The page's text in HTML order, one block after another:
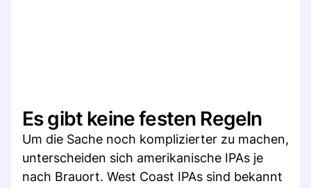
Es gibt keine festen Regeln
Um die Sache noch komplizierter zu machen,
unterscheiden sich amerikanische IPAs je
nach Brauort. West Coast IPAs sind bekannt